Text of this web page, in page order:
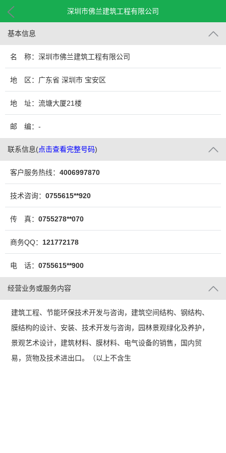
深圳市佛兰建筑工程有限公司
基本信息
名 称：深圳市佛兰建筑工程有限公司
地 区：广东省 深圳市 宝安区
地 址：流塘大厦21楼
邮 编：-
联系信息(点击查看完整号码)
客户服务热线： 4006997870
技术咨询： 0755615**920
传 真： 0755278**070
商务QQ： 121772178
电 话： 0755615**900
经营业务或服务内容
建筑工程、节能环保技术开发与咨询，建筑空间结构、钢结构、
膜结构的设计、安装、技术开发与咨询，园林景观绿化及养护，
景观艺术设计，建筑材料、膜材料、电气设备的销售，国内贸
易，货物及技术进出口。（以上不含生